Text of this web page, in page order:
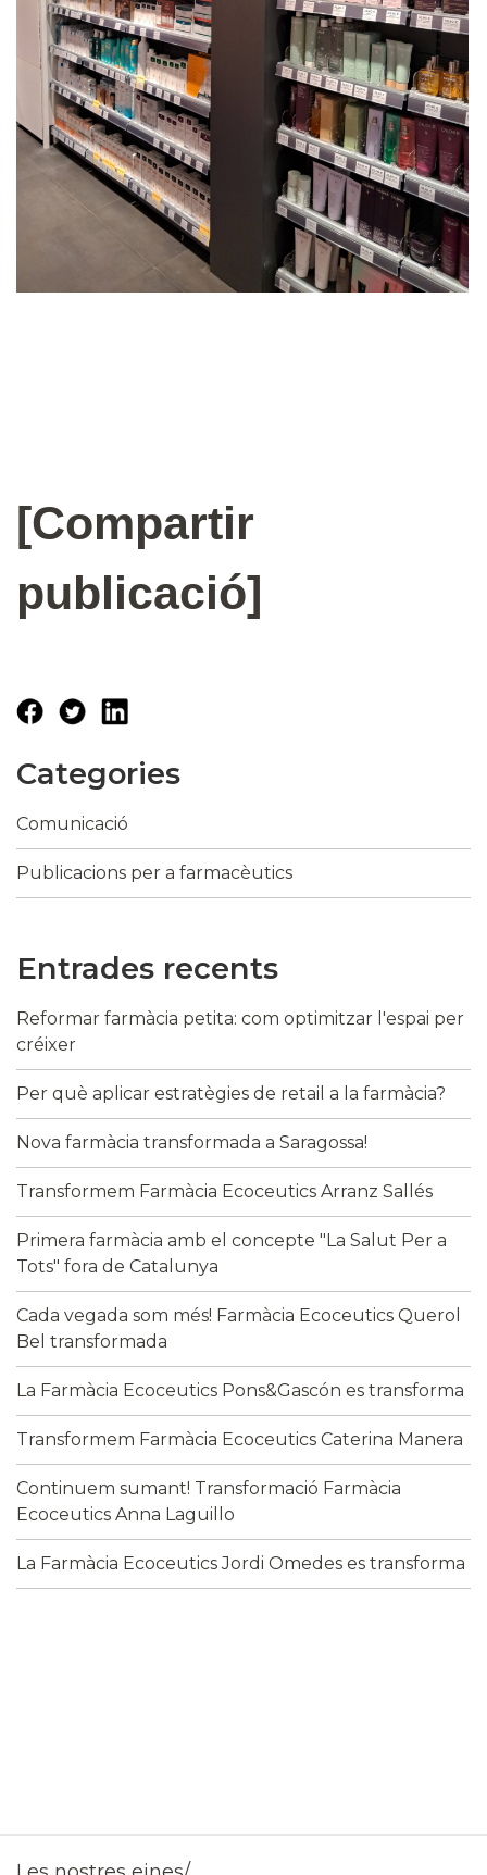
[Compartir
publicació]
Categories
Comunicació
Publicacions per a farmacèutics
Entrades recents
Reformar farmàcia petita: com optimitzar l'espai per
créixer
Per què aplicar estratègies de retail a la farmàcia?
Nova farmàcia transformada a Saragossa!
Transformem Farmàcia Ecoceutics Arranz Sallés
Primera farmàcia amb el concepte "La Salut Per a
Tots" fora de Catalunya
Cada vegada som més! Farmàcia Ecoceutics Querol
Bel transformada
La Farmàcia Ecoceutics Pons&Gascón es transforma
Transformem Farmàcia Ecoceutics Caterina Manera
Continuem sumant! Transformació Farmàcia
Ecoceutics Anna Laguillo
La Farmàcia Ecoceutics Jordi Omedes es transforma